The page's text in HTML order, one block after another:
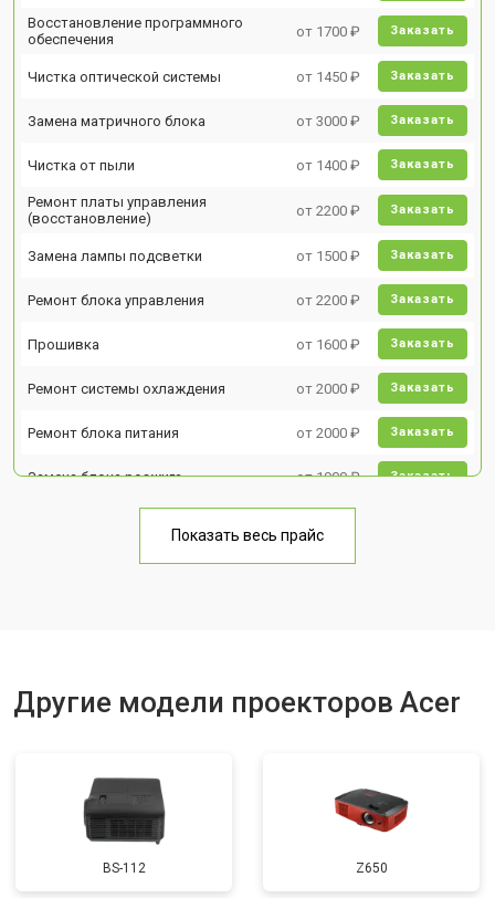
Восстановление программного
обеспечения
от 1700 ₽ Заказать
Чистка оптической системы от 1450 ₽ Заказать
Замена матричного блока от 3000 ₽ Заказать
Чистка от пыли от 1400 ₽ Заказать
Ремонт платы управления
(восстановление)
от 2200 ₽ Заказать
Замена лампы подсветки от 1500 ₽ Заказать
Ремонт блока управления от 2200 ₽ Заказать
Прошивка от 1600 ₽ Заказать
Ремонт системы охлаждения от 2000 ₽ Заказать
Ремонт блока питания от 2000 ₽ Заказать
Замена блока розжига от 1900 ₽ Заказать
Показать весь прайс
Другие модели проекторов Acer
BS-112 Z650